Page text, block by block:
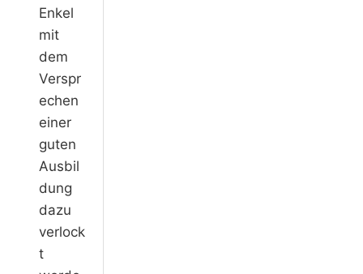
Enkel
mit
dem
Verspr
echen
einer
guten
Ausbil
dung
dazu
verlock
t